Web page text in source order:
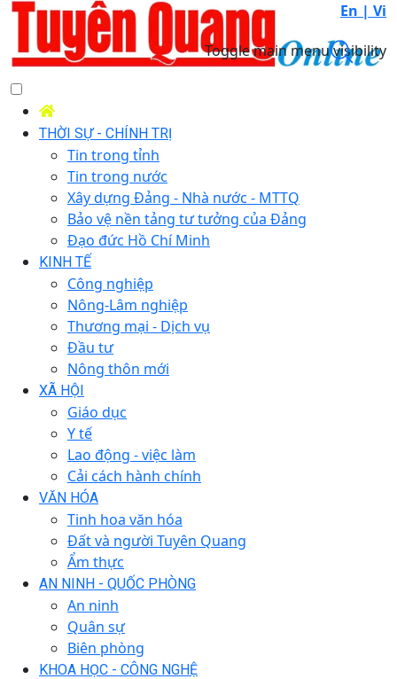
En | Vi
Toggle main menu visibility
THỜI SỰ - CHÍNH TRỊ
Tin trong tỉnh
Tin trong nước
Xây dựng Đảng - Nhà nước - MTTQ
Bảo vệ nền tảng tư tưởng của Đảng
Đạo đức Hồ Chí Minh
KINH TẾ
Công nghiệp
Nông-Lâm nghiệp
Thương mại - Dịch vụ
Đầu tư
Nông thôn mới
XÃ HỘI
Giáo dục
Y tế
Lao động - việc làm
Cải cách hành chính
VĂN HÓA
Tinh hoa văn hóa
Đất và người Tuyên Quang
Ẩm thực
AN NINH - QUỐC PHÒNG
An ninh
Quân sự
Biên phòng
KHOA HỌC - CÔNG NGHỆ